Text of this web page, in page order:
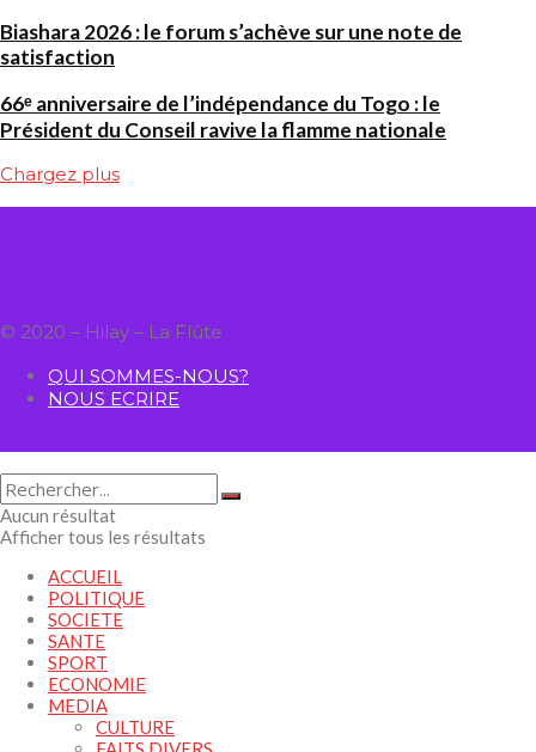
Biashara 2026 : le forum s’achève sur une note de
satisfaction
66ᵉ anniversaire de l’indépendance du Togo : le
Président du Conseil ravive la flamme nationale
Chargez plus
© 2020 – Hilay – La Flûte
QUI SOMMES-NOUS?
NOUS ECRIRE
Aucun résultat
Afficher tous les résultats
ACCUEIL
POLITIQUE
SOCIETE
SANTE
SPORT
ECONOMIE
MEDIA
CULTURE